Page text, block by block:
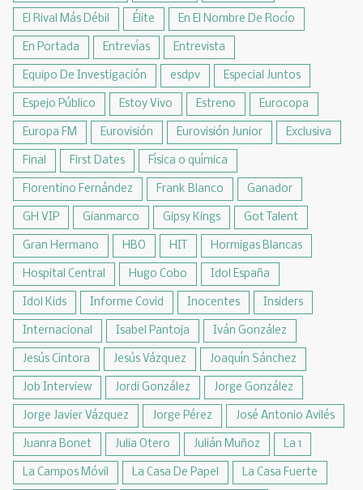
El Rival Más Débil Élite En El Nombre De Rocío
En Portada Entrevías Entrevista
Equipo De Investigación esdpv Especial Juntos
Espejo Público Estoy Vivo Estreno Eurocopa
Europa FM Eurovisión Eurovisión Junior Exclusiva
Final First Dates Física o química
Florentino Fernández Frank Blanco Ganador
GH VIP Gianmarco Gipsy Kings Got Talent
Gran Hermano HBO HIT Hormigas Blancas
Hospital Central Hugo Cobo Idol España
Idol Kids Informe Covid Inocentes Insiders
Internacional Isabel Pantoja Iván González
Jesús Cintora Jesús Vázquez Joaquín Sánchez
Job Interview Jordi González Jorge González
Jorge Javier Vázquez Jorge Pérez José Antonio Avilés
Juanra Bonet Julia Otero Julián Muñoz La 1
La Campos Móvil La Casa De Papel La Casa Fuerte